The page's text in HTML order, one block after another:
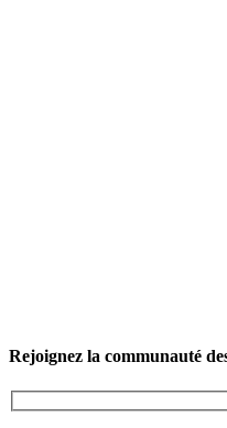
Rejoignez la communauté